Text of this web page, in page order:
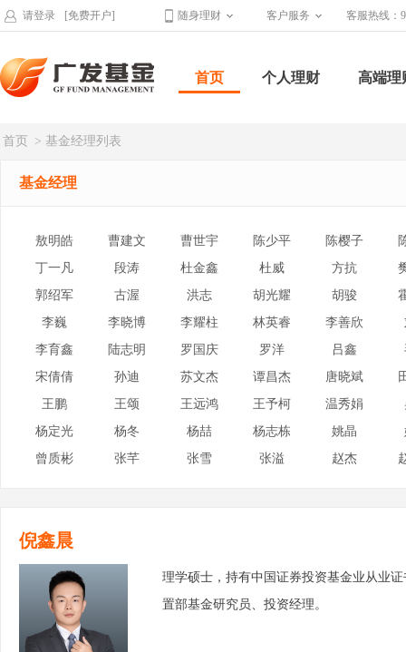
请登录 [免费开户] 随身理财 客户服务 客服热线：
首页 个人理财 高端理
首页 > 基金经理列表
基金经理
敖明皓 曹建文 曹世宇 陈少平 陈樱子
丁一凡
段涛 杜金鑫 杜威 方抗
郭绍军
古渥 洪志 胡光耀 胡骏
李巍
李晓博 李耀柱 林英睿 李善欣
李育鑫
陆志明 罗国庆 罗洋 吕鑫
宋倩倩
孙迪 苏文杰 谭昌杰 唐晓斌
王鹏
王颂 王远鸿 王予柯 温秀娟
杨定光
杨冬 杨喆 杨志栋 姚晶
曾质彬
张芊 张雪 张溢 赵杰
倪鑫晨
理学硕士，持有中国证券投资基金业从业
置部基金研究员、投资经理。